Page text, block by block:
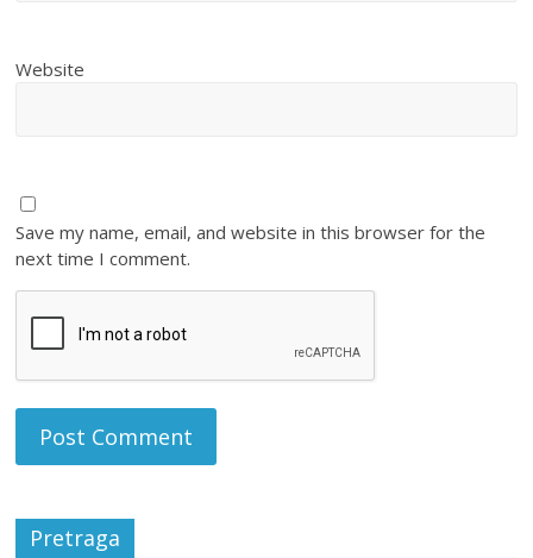
Website
Save my name, email, and website in this browser for the
next time I comment.
Pretraga